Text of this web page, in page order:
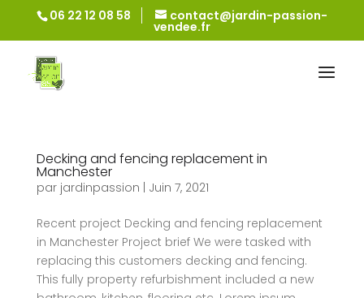
06 22 12 08 58 contact@jardin-passion-
vendee.fr
Decking and fencing replacement in
Manchester
par jardinpassion Juin 7, 2021
Recent project Decking and fencing replacement
in Manchester Project brief We were tasked with
replacing this customers decking and fencing.
This fully property refurbishment included a new